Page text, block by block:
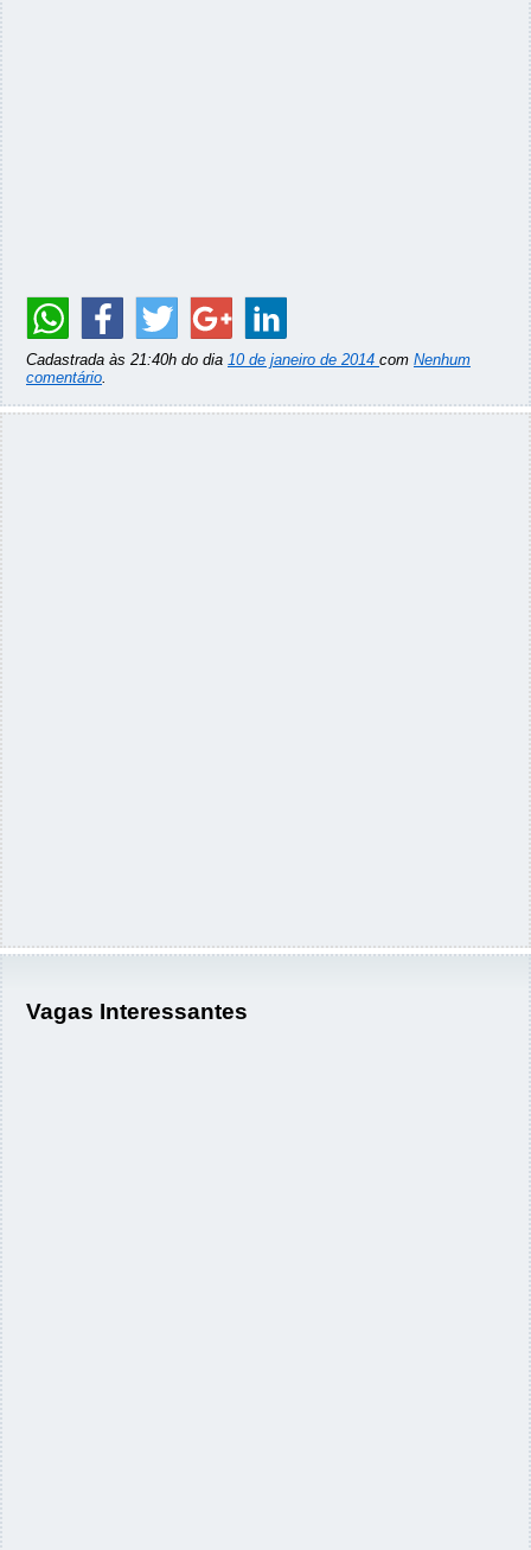
Cadastrada às 21:40h do dia 10 de janeiro de 2014 com Nenhum
comentário.
Vagas Interessantes